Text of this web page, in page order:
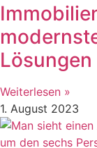
Weiterlesen »
1. August 2023